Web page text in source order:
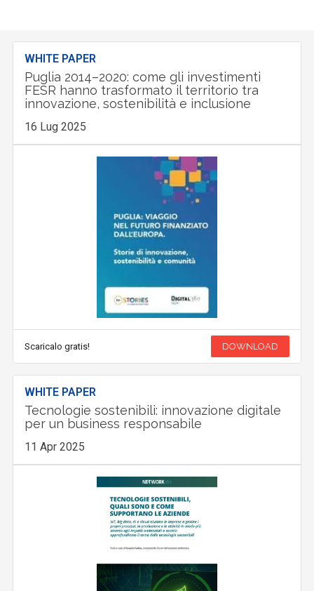
WHITE PAPER
Puglia 2014–2020: come gli investimenti
FESR hanno trasformato il territorio tra
innovazione, sostenibilità e inclusione
16 Lug 2025
Scaricalo gratis! DOWNLOAD
WHITE PAPER
Tecnologie sostenibili: innovazione digitale
per un business responsabile
11 Apr 2025